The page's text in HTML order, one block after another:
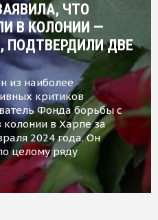
ЧТО
В КОЛОНИИ —
ПОДТВЕРДИЛИ ДВЕ
из наиболее
критиков
Фонда борьбы с
колонии в Харпе за
2024 года. Он
целому ряду